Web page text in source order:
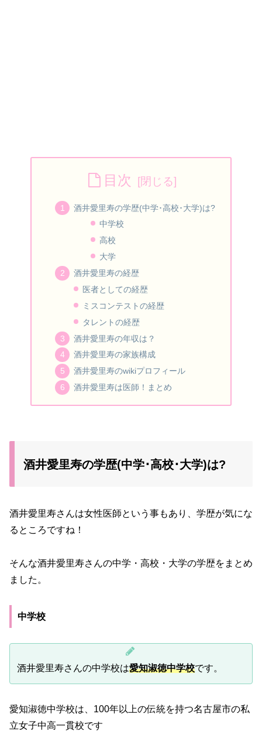
目次
酒井愛里寿の学歴(中学･高校･大学)は?
中学校
高校
大学
酒井愛里寿の経歴
医者としての経歴
ミスコンテストの経歴
タレントの経歴
酒井愛里寿の年収は？
酒井愛里寿の家族構成
酒井愛里寿のwikiプロフィール
酒井愛里寿は医師！まとめ
酒井愛里寿の学歴(中学･高校･大学)は?
酒井愛里寿さんは女性医師という事もあり、学歴が気にな
るところですね！
そんな酒井愛里寿さんの中学・高校・大学の学歴をまとめ
ました。
中学校
酒井愛里寿さんの中学校は愛知淑徳中学校です。
愛知淑徳中学校は、100年以上の伝統を持つ名古屋市の私
立女子中高一貫校です